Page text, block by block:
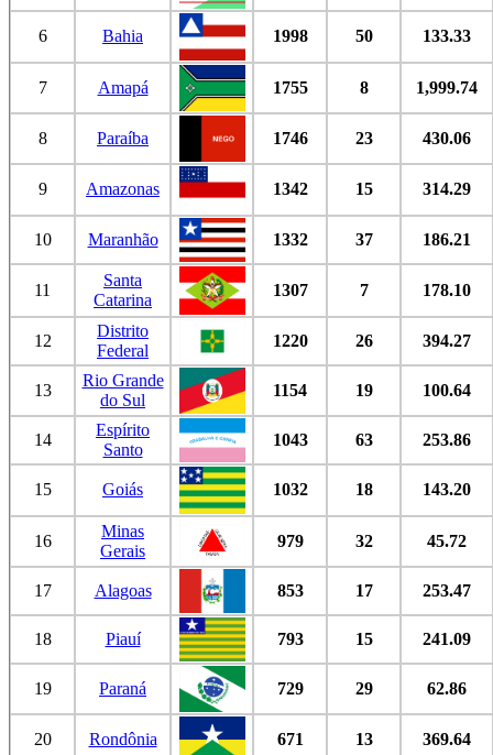
6 Bahia 1998 50 133.33
7 Amapá 1755 8 1,999.74
8 Paraíba 1746 23 430.06
9 Amazonas 1342 15 314.29
10 Maranhão 1332 37 186.21
11
Santa
Catarina
1307 7 178.10
12
Distrito
Federal
1220 26 394.27
13
Rio Grande
do Sul
1154 19 100.64
14
Espírito
Santo
1043 63 253.86
15 Goiás 1032 18 143.20
16
Minas
Gerais
979 32 45.72
17 Alagoas 853 17 253.47
18 Piauí 793 15 241.09
19 Paraná 729 29 62.86
20 Rondônia 671 13 369.64